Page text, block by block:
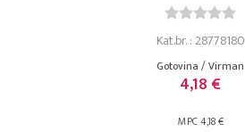
Kat.br. : 28778180
Gotovina / Virman
4,18 €
MPC 4,18 €